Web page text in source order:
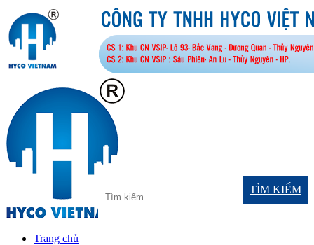
TÌM KIẾM
Trang chủ